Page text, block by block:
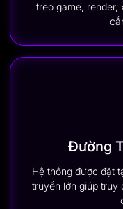
treo game,
Đường
Hệ thống được đặt
truyền lớn giúp truy